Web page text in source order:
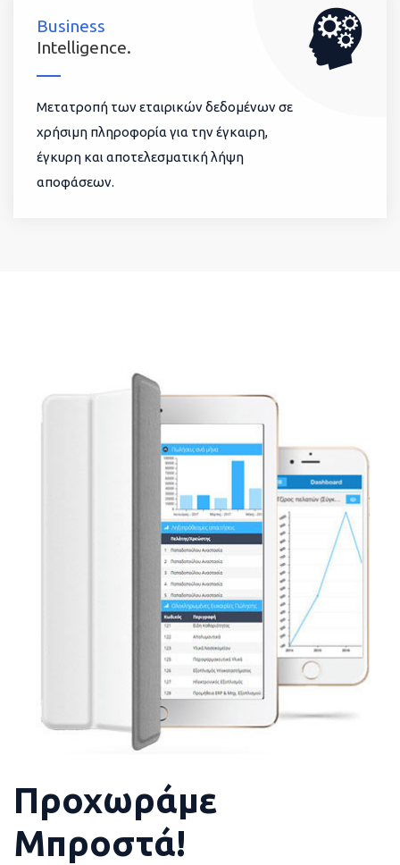
Business
Intelligence.
Μετατροπή των εταιρικών δεδομένων σε
χρήσιμη πληροφορία για την έγκαιρη,
έγκυρη και αποτελεσματική λήψη
αποφάσεων.
Προχωράμε
Μπροστά!